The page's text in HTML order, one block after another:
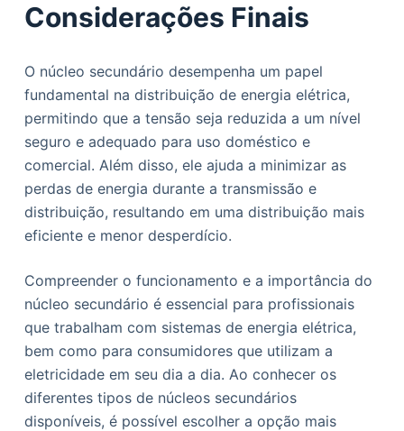
Considerações Finais
O núcleo secundário desempenha um papel
fundamental na distribuição de energia elétrica,
permitindo que a tensão seja reduzida a um nível
seguro e adequado para uso doméstico e
comercial. Além disso, ele ajuda a minimizar as
perdas de energia durante a transmissão e
distribuição, resultando em uma distribuição mais
eficiente e menor desperdício.
Compreender o funcionamento e a importância do
núcleo secundário é essencial para profissionais
que trabalham com sistemas de energia elétrica,
bem como para consumidores que utilizam a
eletricidade em seu dia a dia. Ao conhecer os
diferentes tipos de núcleos secundários
disponíveis, é possível escolher a opção mais